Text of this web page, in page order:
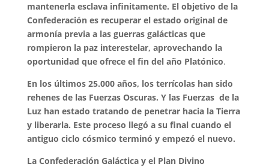
mantenerla esclava infinitamente. El objetivo de la
Confederación es recuperar el estado original de
armonía previa a las guerras galácticas que
rompieron la paz interestelar, aprovechando la
oportunidad que ofrece el fin del año Platónico.
En los últimos 25.000 años, los terrícolas han sido
rehenes de las Fuerzas Oscuras. Y las Fuerzas de la
Luz han estado tratando de penetrar hacia la Tierra
y liberarla. Este proceso llegó a su final cuando el
antiguo ciclo cósmico terminó y empezó el nuevo.
La Confederación Galáctica y el Plan Divino